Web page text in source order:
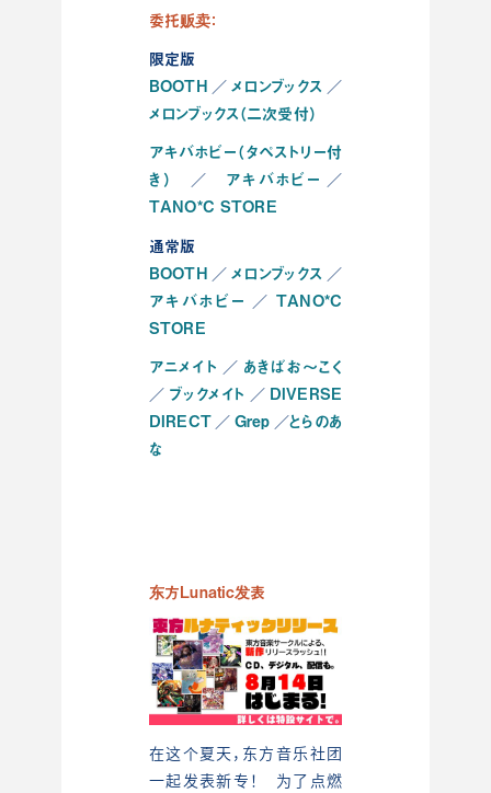
委托贩卖：
限定版
BOOTH ／ メロンブックス ／
メロンブックス（二次受付）
アキバホビー（タペストリー付
き）
／ アキバホビー ／
TANO*C STORE
通常版
BOOTH ／ メロンブックス ／
アキバホビー ／TANO*C
STORE
アニメイト ／ あきばお～こく
／ ブックメイト ／ DIVERSE
DIRECT／ Grep ／とらのあ
な
东方Lunatic发表
在这个夏天，东方音乐社团
一起发表新专！ 为了点燃